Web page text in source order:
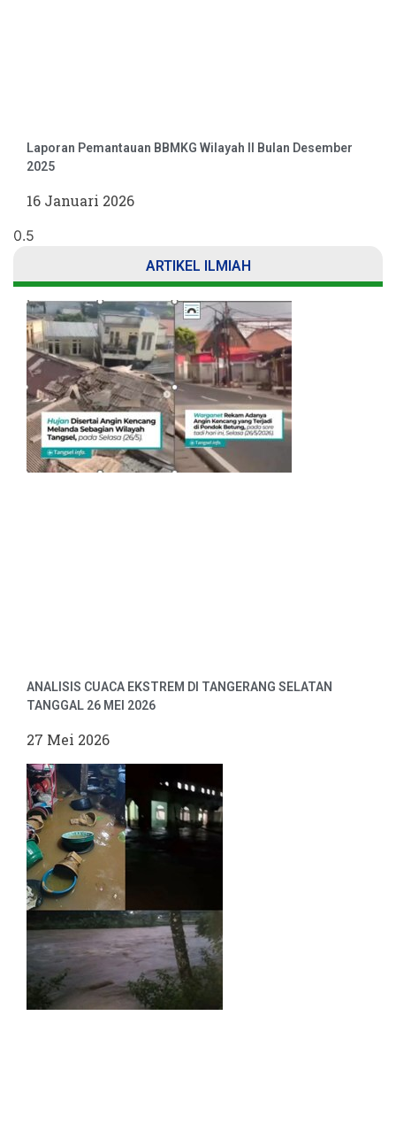
Laporan Pemantauan BBMKG Wilayah II Bulan Desember
2025
16 Januari 2026
ARTIKEL ILMIAH
ANALISIS CUACA EKSTREM DI TANGERANG SELATAN
TANGGAL 26 MEI 2026
27 Mei 2026